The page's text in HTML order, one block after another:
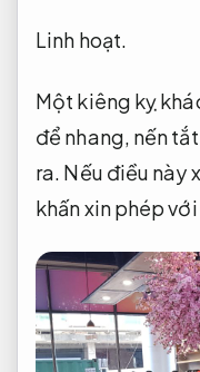
Linh hoạt.
Một kiêng kỵ
để nhang, nến
ra. Nếu điều này
khấn xin phép